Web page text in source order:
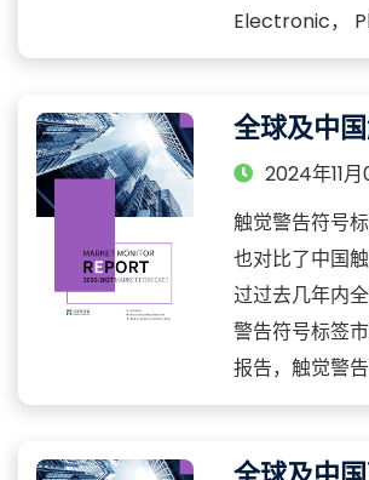
Electronic，
全球及中
2024年11月
触觉警告符号
也对比了中国
过过去几年内
警告符号标签
报告，触觉警